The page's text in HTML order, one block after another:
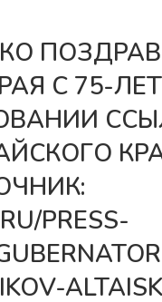
С 75-
PRESS-